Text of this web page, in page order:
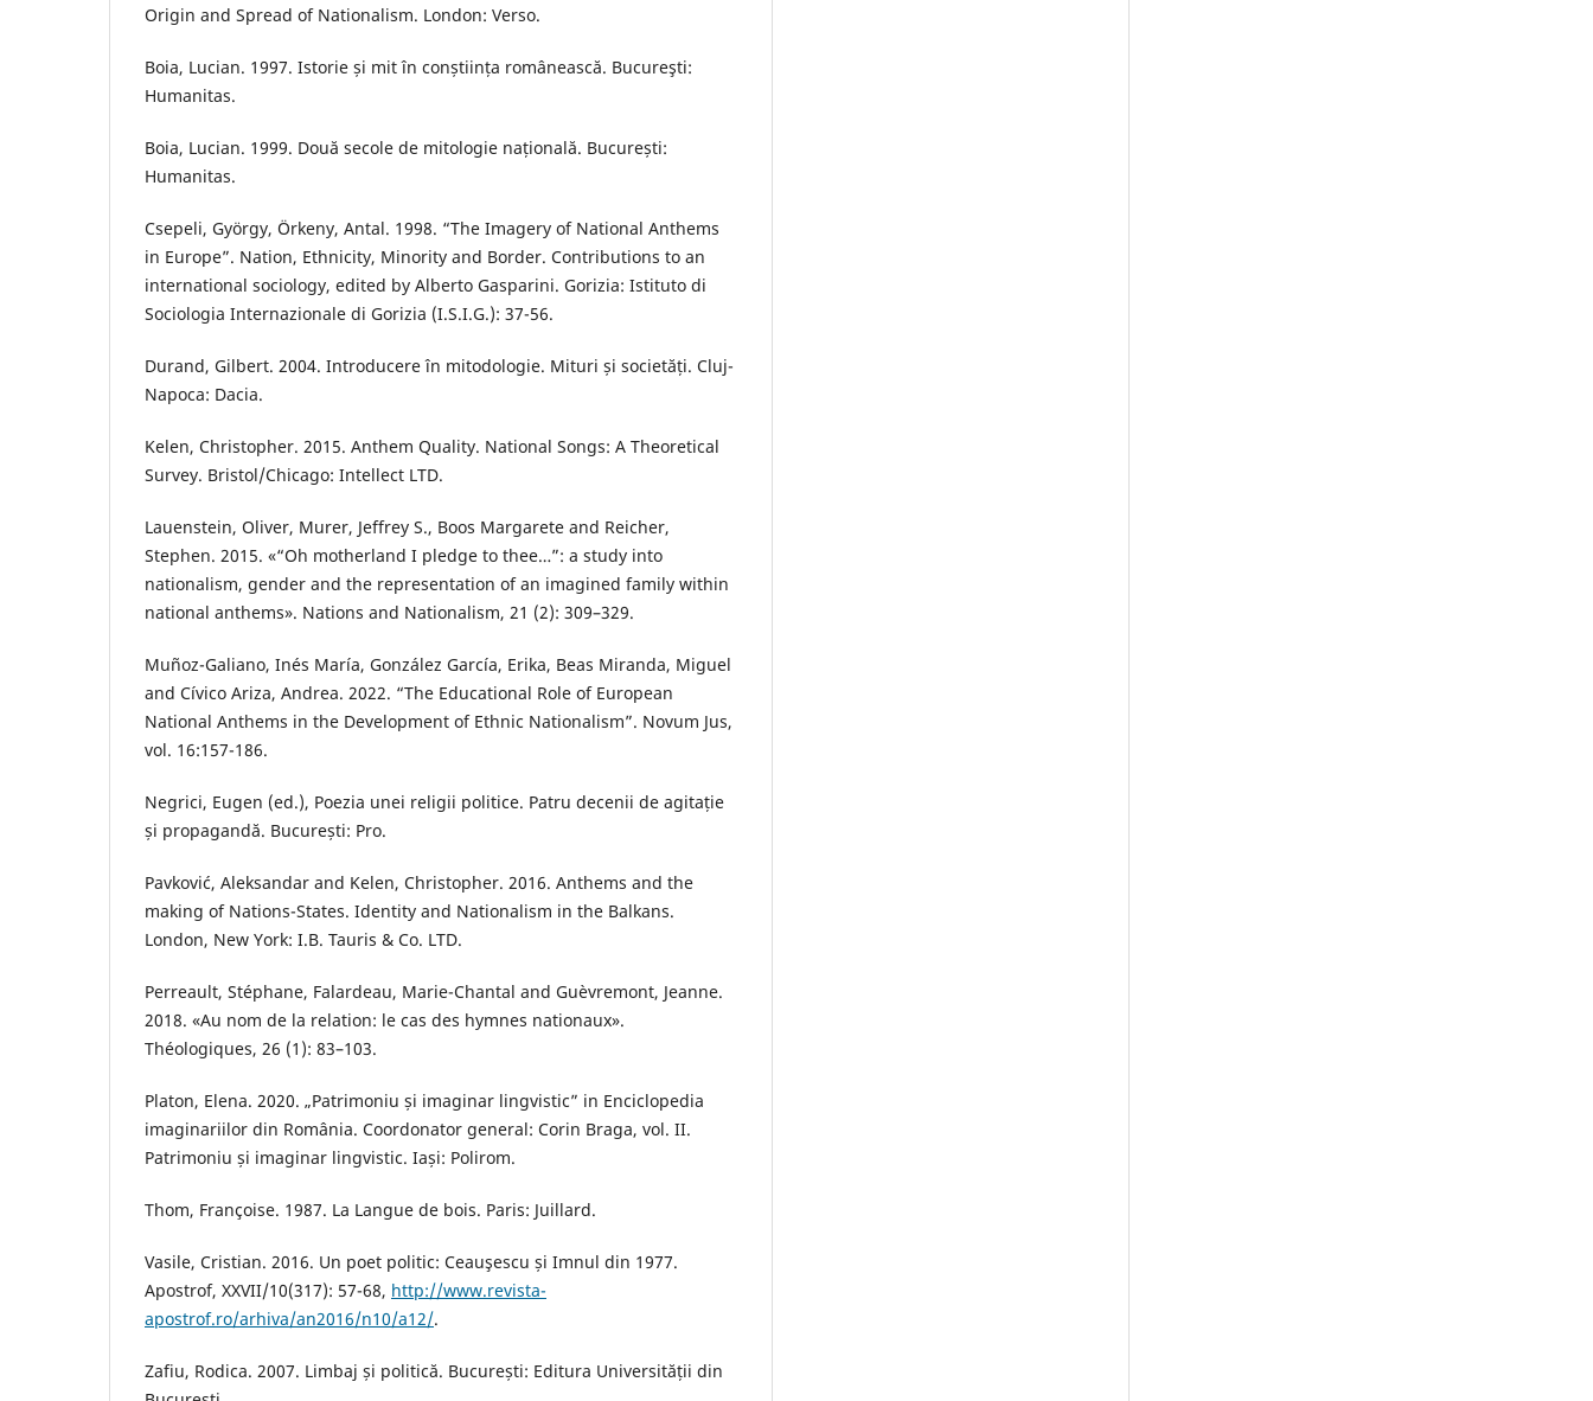
Origin and Spread of Nationalism. London: Verso.
Boia, Lucian. 1997. Istorie și mit în conștiința românească. Bucureşti:
Humanitas.
Boia, Lucian. 1999. Două secole de mitologie națională. București:
Humanitas.
Csepeli, György, Örkeny, Antal. 1998. “The Imagery of National Anthems
in Europe”. Nation, Ethnicity, Minority and Border. Contributions to an
international sociology, edited by Alberto Gasparini. Gorizia: Istituto di
Sociologia Internazionale di Gorizia (I.S.I.G.): 37-56.
Durand, Gilbert. 2004. Introducere în mitodologie. Mituri și societăți. Cluj-
Napoca: Dacia.
Kelen, Christopher. 2015. Anthem Quality. National Songs: A Theoretical
Survey. Bristol/Chicago: Intellect LTD.
Lauenstein, Oliver, Murer, Jeffrey S., Boos Margarete and Reicher,
Stephen. 2015. «“Oh motherland I pledge to thee…”: a study into
nationalism, gender and the representation of an imagined family within
national anthems». Nations and Nationalism, 21 (2): 309–329.
Muñoz-Galiano, Inés María, González García, Erika, Beas Miranda, Miguel
and Cívico Ariza, Andrea. 2022. “The Educational Role of European
National Anthems in the Development of Ethnic Nationalism”. Novum Jus,
vol. 16:157-186.
Negrici, Eugen (ed.), Poezia unei religii politice. Patru decenii de agitație
și propagandă. București: Pro.
Pavković, Aleksandar and Kelen, Christopher. 2016. Anthems and the
making of Nations-States. Identity and Nationalism in the Balkans.
London, New York: I.B. Tauris & Co. LTD.
Perreault, Stéphane, Falardeau, Marie-Chantal and Guèvremont, Jeanne.
2018. «Au nom de la relation: le cas des hymnes nationaux».
Théologiques, 26 (1): 83–103.
Platon, Elena. 2020. „Patrimoniu și imaginar lingvistic” in Enciclopedia
imaginariilor din România. Coordonator general: Corin Braga, vol. II.
Patrimoniu și imaginar lingvistic. Iași: Polirom.
Thom, Françoise. 1987. La Langue de bois. Paris: Juillard.
Vasile, Cristian. 2016. Un poet politic: Ceauşescu și Imnul din 1977.
Apostrof, XXVII/10(317): 57-68, http://www.revista-
apostrof.ro/arhiva/an2016/n10/a12/.
Zafiu, Rodica. 2007. Limbaj și politică. București: Editura Universității din